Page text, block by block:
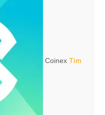
Coinex Tìm